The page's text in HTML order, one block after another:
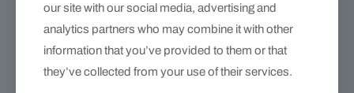
our site with our social media, advertising and
analytics partners who may combine it with other
information that you’ve provided to them or that
they’ve collected from your use of their services.